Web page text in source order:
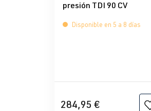
presión TDI 90 CV
Disponible en 5 a 8 días
284,95 €